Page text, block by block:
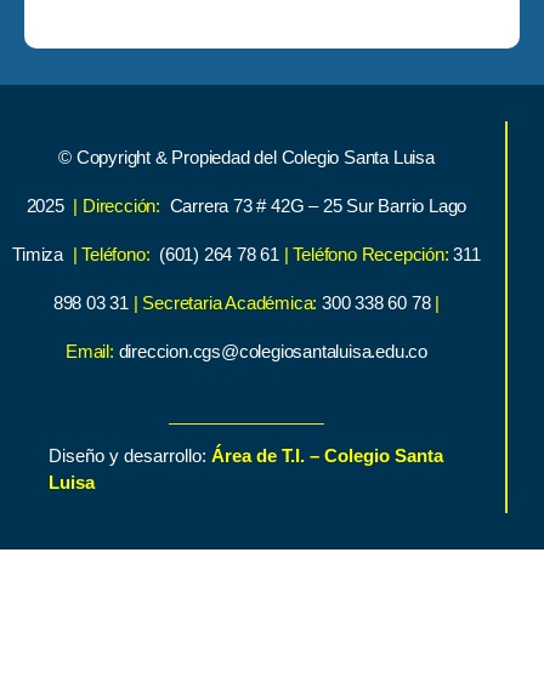
© Copyright & Propiedad del Colegio Santa Luisa
2025 | Dirección: Carrera 73 # 42G – 25 Sur Barrio Lago
Timiza | Teléfono: (601) 264 78 61 | Teléfono Recepción: 311
898 03 31 | Secretaria Académica:300 338 60 78 |
Email: direccion.cgs@colegiosantaluisa.edu.co
Diseño y desarrollo: Área de T.I. – Colegio Santa
Luisa